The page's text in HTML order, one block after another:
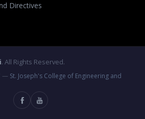
Directives
. All Rights Reserved.
— St. Joseph's College of Engineering and